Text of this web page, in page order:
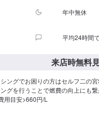
年中無休
平均24時間
来店時無料
ングでお困りの方はセルフ二の
グを行うことで燃費の向上にも
用目安>660円/L